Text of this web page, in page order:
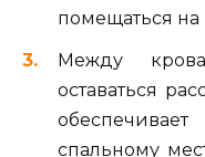
помещаться на
Между
оставаться
спальному